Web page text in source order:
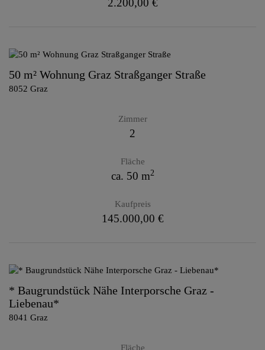
2.200,00 €
50 m² Wohnung Graz Straßganger Straße
8052 Graz
Zimmer
2
Fläche
ca. 50 m2
Kaufpreis
145.000,00 €
* Baugrundstück Nähe Interporsche Graz -
Liebenau*
8041 Graz
Fläche